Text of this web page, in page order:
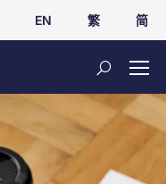
EN 繁 简